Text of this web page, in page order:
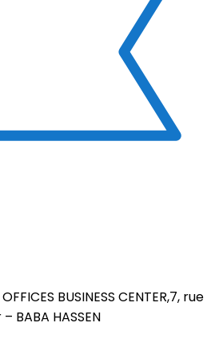
BUSINESS CENTER,7, rue
BABA HASSEN